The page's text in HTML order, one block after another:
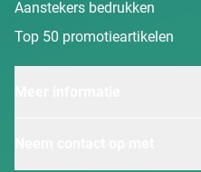
Aanstekers bedrukken
Top 50 promotieartikelen